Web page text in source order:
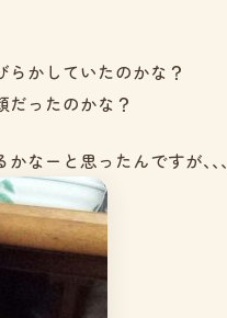
らかしていたのかな？
だったのかな？
なーと思ったんですが､､､